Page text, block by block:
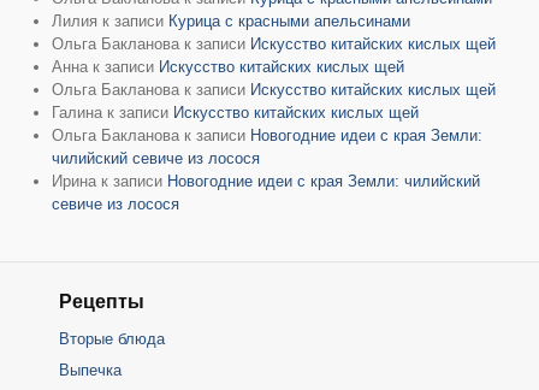
Лилия к записи Курица с красными апельсинами
Ольга Бакланова к записи Искусство китайских кислых щей
Анна к записи Искусство китайских кислых щей
Ольга Бакланова к записи Искусство китайских кислых щей
Галина к записи Искусство китайских кислых щей
Ольга Бакланова к записи Новогодние идеи с края Земли:
чилийский севиче из лосося
Ирина к записи Новогодние идеи с края Земли: чилийский
севиче из лосося
Рецепты
Вторые блюда
Выпечка